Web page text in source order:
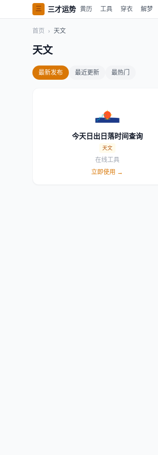
三 三才运势 黄历 工具 穿衣 解梦
首页 › 天文
天文
最新发布 最近更新 最热门
今天日出日落时间查询
天文
在线工具
立即使用 →